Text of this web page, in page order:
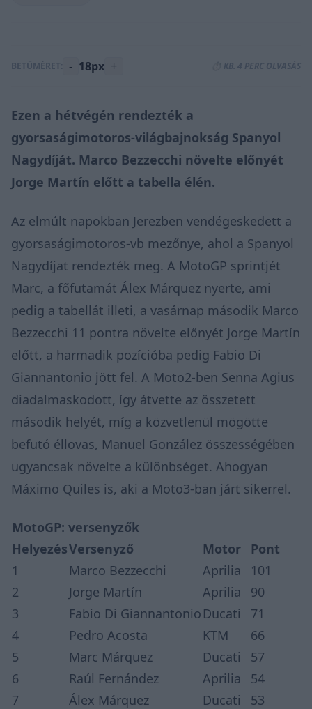
BETŰMÉRET: - 18px + ⏱️ KB. 4 PERC OLVASÁS
Ezen a hétvégén rendezték a
gyorsaságimotoros-világbajnokság Spanyol
Nagydíját. Marco Bezzecchi növelte előnyét
Jorge Martín előtt a tabella élén.
Az elmúlt napokban Jerezben vendégeskedett a
gyorsaságimotoros-vb mezőnye, ahol a Spanyol
Nagydíjat rendezték meg. A MotoGP sprintjét
Marc, a főfutamát Álex Márquez nyerte, ami
pedig a tabellát illeti, a vasárnap második Marco
Bezzecchi 11 pontra növelte előnyét Jorge Martín
előtt, a harmadik pozícióba pedig Fabio Di
Giannantonio jött fel. A Moto2-ben Senna Agius
diadalmaskodott, így átvette az összetett
második helyét, míg a közvetlenül mögötte
befutó éllovas, Manuel González összességében
ugyancsak növelte a különbséget. Ahogyan
Máximo Quiles is, aki a Moto3-ban járt sikerrel.
MotoGP: versenyzők
HelyezésVersenyző Motor
Pont
1
Marco Bezzecchi Aprilia
101
2
Jorge Martín Aprilia
90
3
Fabio Di Giannantonio Ducati
71
4
Pedro Acosta KTM
66
5
Marc Márquez Ducati
57
6
Raúl Fernández Aprilia
54
7
Álex Márquez Ducati
53